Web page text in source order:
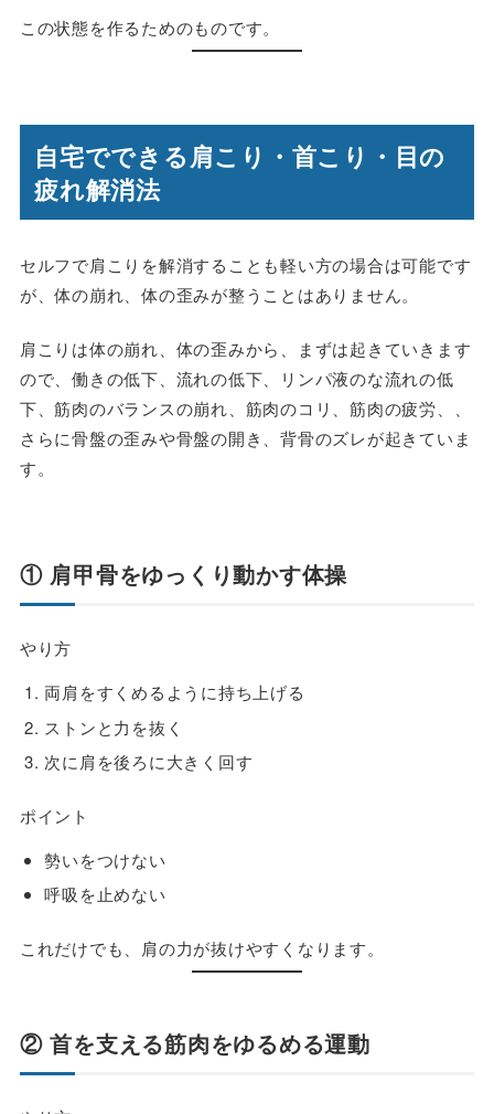
この状態を作るためのものです。
自宅でできる肩こり・首こり・目の
疲れ解消法
セルフで肩こりを解消することも軽い方の場合は可能です
が、体の崩れ、体の歪みが整うことはありません。
肩こりは体の崩れ、体の歪みから、まずは起きていきます
ので、働きの低下、流れの低下、リンパ液のな流れの低
下、筋肉のバランスの崩れ、筋肉のコリ、筋肉の疲労、、
さらに骨盤の歪みや骨盤の開き、背骨のズレが起きていま
す。
① 肩甲骨をゆっくり動かす体操
やり方
両肩をすくめるように持ち上げる
ストンと力を抜く
次に肩を後ろに大きく回す
ポイント
勢いをつけない
呼吸を止めない
これだけでも、肩の力が抜けやすくなります。
② 首を支える筋肉をゆるめる運動